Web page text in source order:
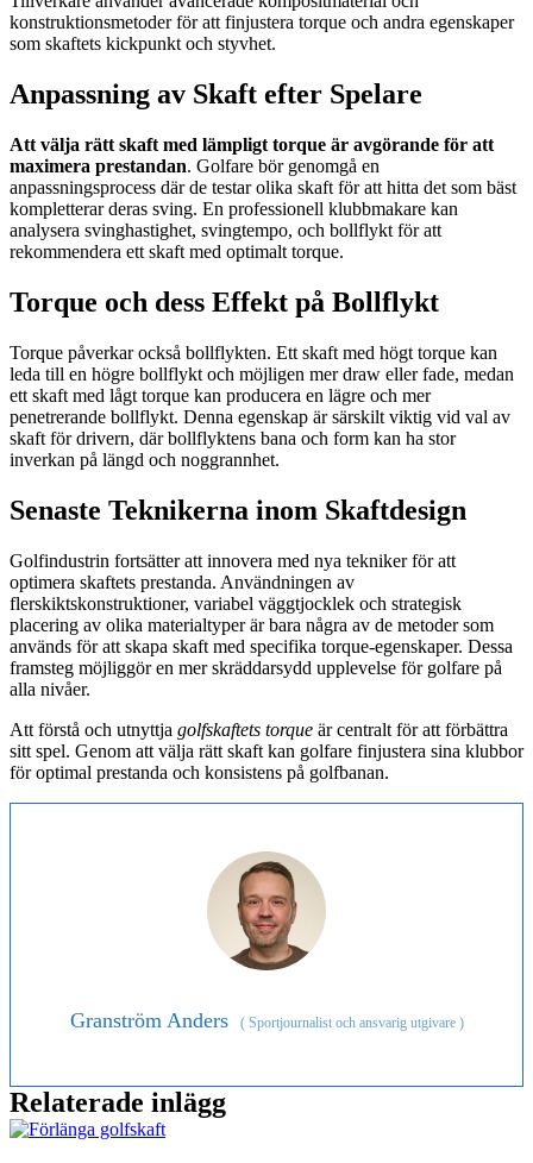
konstruktionsmetoder för att finjustera torque och andra egenskaper
som skaftets kickpunkt och styvhet.
Anpassning av Skaft efter Spelare
Att välja rätt skaft med lämpligt torque är avgörande för att
maximera prestandan. Golfare bör genomgå en
anpassningsprocess där de testar olika skaft för att hitta det som bäst
kompletterar deras sving. En professionell klubbmakare kan
analysera svinghastighet, svingtempo, och bollflykt för att
rekommendera ett skaft med optimalt torque.
Torque och dess Effekt på Bollflykt
Torque påverkar också bollflykten. Ett skaft med högt torque kan
leda till en högre bollflykt och möjligen mer draw eller fade, medan
ett skaft med lågt torque kan producera en lägre och mer
penetrerande bollflykt. Denna egenskap är särskilt viktig vid val av
skaft för drivern, där bollflyktens bana och form kan ha stor
inverkan på längd och noggrannhet.
Senaste Teknikerna inom Skaftdesign
Golfindustrin fortsätter att innovera med nya tekniker för att
optimera skaftets prestanda. Användningen av
flerskiktskonstruktioner, variabel väggtjocklek och strategisk
placering av olika materialtyper är bara några av de metoder som
används för att skapa skaft med specifika torque-egenskaper. Dessa
framsteg möjliggör en mer skräddarsydd upplevelse för golfare på
alla nivåer.
Att förstå och utnyttja golfskaftets torque är centralt för att förbättra
sitt spel. Genom att välja rätt skaft kan golfare finjustera sina klubbor
för optimal prestanda och konsistens på golfbanan.
Granström Anders (Sportjournalist och ansvarig utgivare )
Relaterade inlägg